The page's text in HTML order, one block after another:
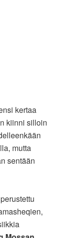
kertaa
kiinni silloin
mutta
sentään